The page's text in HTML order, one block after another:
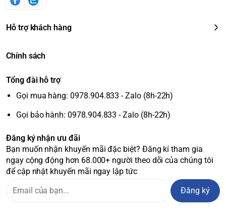
Hỗ trợ khách hàng
Chính sách
Tổng đài hỗ trợ
Gọi mua hàng: 0978.904.833 - Zalo (8h-22h)
Gọi bảo hành: 0978.904.833 - Zalo (8h-22h)
Đăng ký nhận ưu đãi
Bạn muốn nhận khuyến mãi đặc biệt? Đăng kí tham gia
ngay cộng động hơn 68.000+ người theo dõi của chúng tôi
để cập nhật khuyến mãi ngay lập tức
Đăng ký